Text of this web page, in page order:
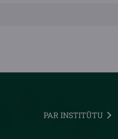
PAR INSTITŪTU